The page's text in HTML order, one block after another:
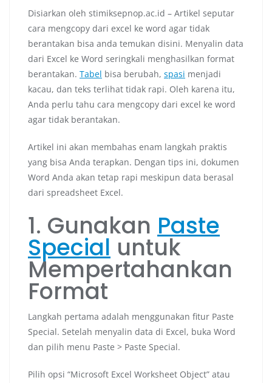
Disiarkan oleh stimiksepnop.ac.id – Artikel seputar
cara mengcopy dari excel ke word agar tidak
berantakan bisa anda temukan disini. Menyalin data
dari Excel ke Word seringkali menghasilkan format
berantakan. Tabel bisa berubah, spasi menjadi
kacau, dan teks terlihat tidak rapi. Oleh karena itu,
Anda perlu tahu cara mengcopy dari excel ke word
agar tidak berantakan.
Artikel ini akan membahas enam langkah praktis
yang bisa Anda terapkan. Dengan tips ini, dokumen
Word Anda akan tetap rapi meskipun data berasal
dari spreadsheet Excel.
1. Gunakan Paste
Special untuk
Mempertahankan
Format
Langkah pertama adalah menggunakan fitur Paste
Special. Setelah menyalin data di Excel, buka Word
dan pilih menu Paste > Paste Special.
Pilih opsi “Microsoft Excel Worksheet Object” atau